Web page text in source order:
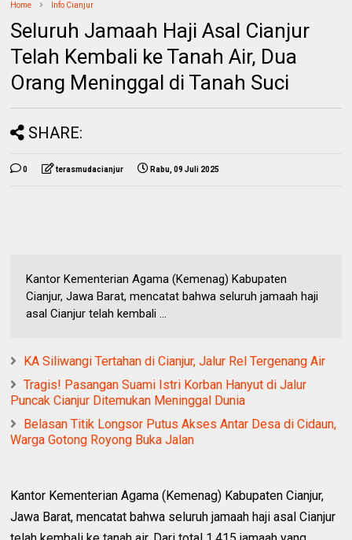
Home Info Cianjur
Seluruh Jamaah Haji Asal Cianjur
Telah Kembali ke Tanah Air, Dua
Orang Meninggal di Tanah Suci
SHARE:
0 terasmudacianjur Rabu, 09 Juli 2025
Kantor Kementerian Agama (Kemenag) Kabupaten
Cianjur, Jawa Barat, mencatat bahwa seluruh jamaah haji
asal Cianjur telah kembali ...
KA Siliwangi Tertahan di Cianjur, Jalur Rel Tergenang Air
Tragis! Pasangan Suami Istri Korban Hanyut di Jalur
Puncak Cianjur Ditemukan Meninggal Dunia
Belasan Titik Longsor Putus Akses Antar Desa di Cidaun,
Warga Gotong Royong Buka Jalan
Kantor Kementerian Agama (Kemenag) Kabupaten Cianjur,
Jawa Barat, mencatat bahwa seluruh jamaah haji asal Cianjur